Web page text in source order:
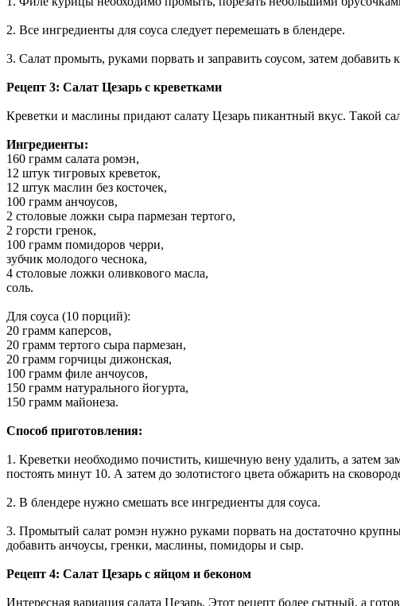
2. Все ингредиенты для соуса следует перемешать в блендере.
3. Салат промыть, руками порвать и заправить соусом, затем
Рецепт 3: Салат Цезарь с креветками
Креветки и маслины придают салату Цезарь пикантный вкус. Такой
Ингредиенты:
160 грамм салата ромэн,
12 штук тигровых креветок,
12 штук маслин без косточек,
100 грамм анчоусов,
2 столовые ложки сыра пармезан тертого,
2 горсти гренок,
100 грамм помидоров черри,
зубчик молодого чеснока,
4 столовые ложки оливкового масла,
соль.
Для соуса (10 порций):
20 грамм каперсов,
20 грамм тертого сыра пармезан,
20 грамм горчицы дижонская,
100 грамм филе анчоусов,
150 грамм натурального йогурта,
150 грамм майонеза.
Способ приготовления:
1. Креветки необходимо почистить, кишечную вену удалить, а затем
постоять минут 10. А затем до золотистого цвета обжарить на
2. В блендере нужно смешать все ингредиенты для соуса.
3. Промытый салат ромэн нужно руками порвать на достаточно
добавить анчоусы, гренки, маслины, помидоры и сыр.
Рецепт 4: Салат Цезарь с яйцом и беконом
Интересная вариация салата Цезарь. Этот рецепт более сытный, а